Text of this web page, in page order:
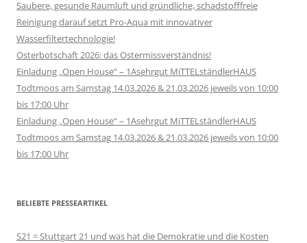
Saubere, gesunde Raumluft und gründliche, schadstofffreie
Reinigung darauf setzt Pro-Aqua mit innovativer
Wasserfiltertechnologie!
Osterbotschaft 2026: das Ostermissverständnis!
Einladung „Open House“ – 1Asehrgut MiTTELständlerHAUS
Todtmoos am Samstag 14.03.2026 & 21.03.2026 jeweils von 10:00
bis 17:00 Uhr
Einladung „Open House“ – 1Asehrgut MiTTELständlerHAUS
Todtmoos am Samstag 14.03.2026 & 21.03.2026 jeweils von 10:00
bis 17:00 Uhr
BELIEBTE PRESSEARTIKEL
S21 = Stuttgart 21 und was hat die Demokratie und die Kosten